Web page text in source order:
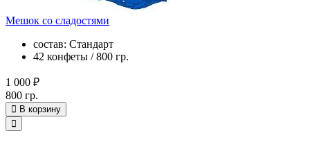
Мешок со сладостями
состав: Стандарт
42 конфеты / 800 гр.
1 000 ₽
800 гр.
В корзину